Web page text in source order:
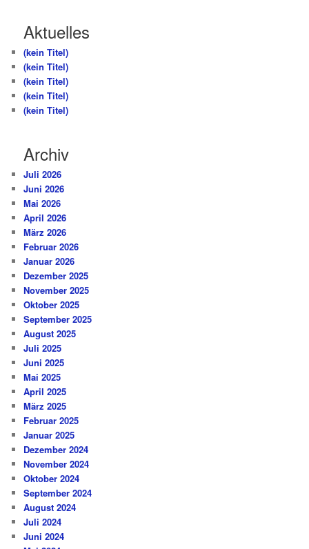
Aktuelles
(kein Titel)
(kein Titel)
(kein Titel)
(kein Titel)
(kein Titel)
Archiv
Juli 2026
Juni 2026
Mai 2026
April 2026
März 2026
Februar 2026
Januar 2026
Dezember 2025
November 2025
Oktober 2025
September 2025
August 2025
Juli 2025
Juni 2025
Mai 2025
April 2025
März 2025
Februar 2025
Januar 2025
Dezember 2024
November 2024
Oktober 2024
September 2024
August 2024
Juli 2024
Juni 2024